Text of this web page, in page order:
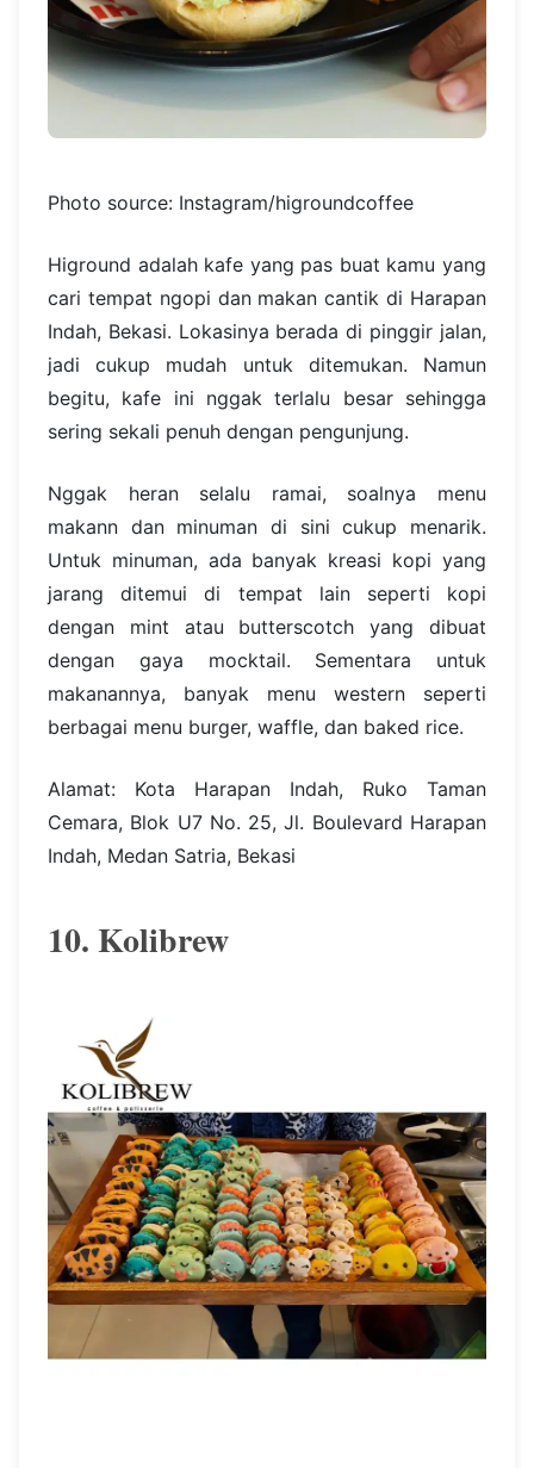
Photo source: Instagram/higroundcoffee
Higround adalah kafe yang pas buat kamu yang
cari tempat ngopi dan makan cantik di Harapan
Indah, Bekasi. Lokasinya berada di pinggir jalan,
jadi cukup mudah untuk ditemukan. Namun
begitu, kafe ini nggak terlalu besar sehingga
sering sekali penuh dengan pengunjung.
Nggak heran selalu ramai, soalnya menu
makann dan minuman di sini cukup menarik.
Untuk minuman, ada banyak kreasi kopi yang
jarang ditemui di tempat lain seperti kopi
dengan mint atau butterscotch yang dibuat
dengan gaya mocktail. Sementara untuk
makanannya, banyak menu western seperti
berbagai menu burger, waffle, dan baked rice.
Alamat: Kota Harapan Indah, Ruko Taman
Cemara, Blok U7 No. 25, Jl. Boulevard Harapan
Indah, Medan Satria, Bekasi
10. Kolibrew